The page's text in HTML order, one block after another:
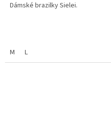
Dámské brazilky Sielei.
M L